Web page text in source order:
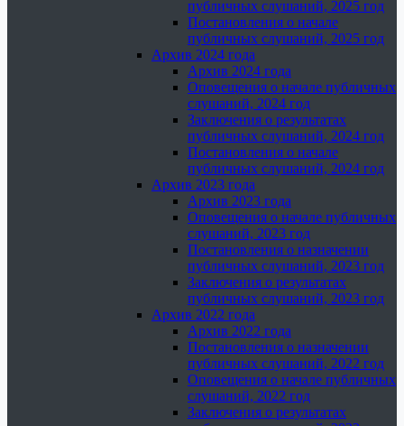
публичных слушаний, 2025 год
Постановления о начале
публичных слушаний, 2025 год
Архив 2024 года
Архив 2024 года
Оповещения о начале публичных
слушаний, 2024 год
Заключения о результатах
публичных слушаний, 2024 год
Постановления о начале
публичных слушаний, 2024 год
Архив 2023 года
Архив 2023 года
Оповещения о начале публичных
слушаний, 2023 год
Постановления о назначении
публичных слушаний, 2023 год
Заключения о результатах
публичных слушаний, 2023 год
Архив 2022 года
Архив 2022 года
Постановления о назначении
публичных слушаний, 2022 год
Оповещения о начале публичных
слушаний, 2022 год
Заключения о результатах